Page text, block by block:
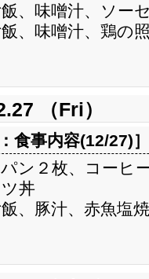
、味噌汁、ソー
、味噌汁、鶏の
（Fri）
食事内容(12/27)］
ン２枚、コーヒ
丼
、豚汁、赤魚塩